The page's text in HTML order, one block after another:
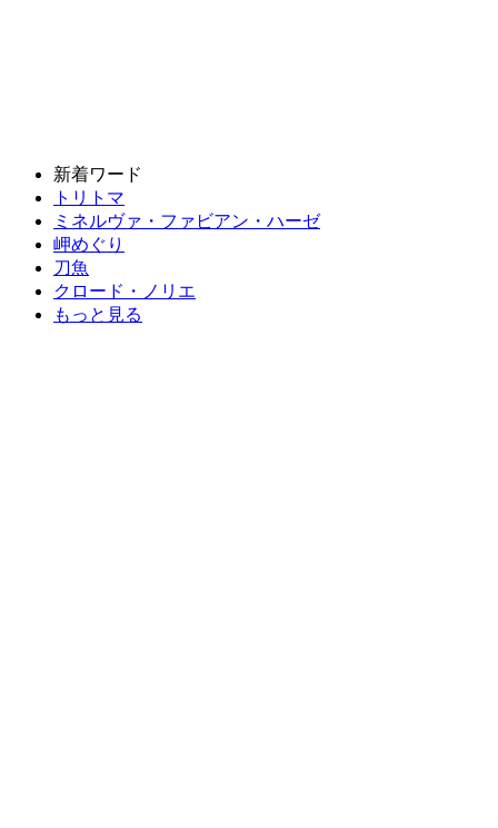
新着ワード
トリトマ
ミネルヴァ・ファビアン・ハーゼ
岬めぐり
刀魚
クロード・ノリエ
もっと見る